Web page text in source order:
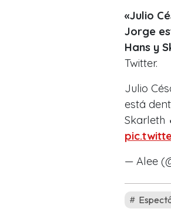
«Julio
Jorge
Hans y
Twitter.
Julio
está
Skarleth
— Alee